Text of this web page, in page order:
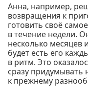
Анна, например,
возвращения к
готовить своё
в течение недели.
несколько месяцев
будет есть его
в ритм. Это
сразу придумывать
к прежнему